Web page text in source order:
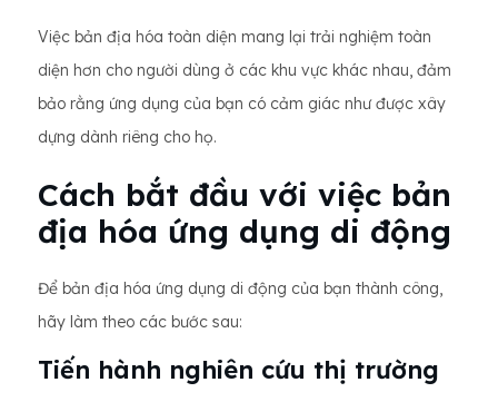
Việc bản địa hóa toàn diện mang lại trải nghiệm toàn
diện hơn cho người dùng ở các khu vực khác nhau, đảm
bảo rằng ứng dụng của bạn có cảm giác như được xây
dựng dành riêng cho họ.
Cách bắt đầu với việc bản
địa hóa ứng dụng di động
Để bản địa hóa ứng dụng di động của bạn thành công,
hãy làm theo các bước sau:
Tiến hành nghiên cứu thị trường